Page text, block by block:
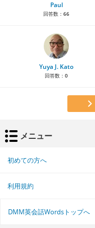
Paul
回答数： 66
Yuya J. Kato
回答数： 0
メニュー
初めての方へ
利用規約
DMM英会話Wordsトップへ